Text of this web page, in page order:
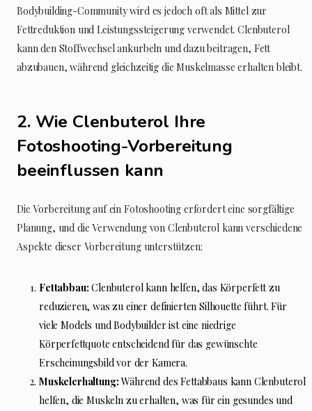
Bodybuilding-Community wird es jedoch oft als Mittel zur
Fettreduktion und Leistungssteigerung verwendet. Clenbuterol
kann den Stoffwechsel ankurbeln und dazu beitragen, Fett
abzubauen, während gleichzeitig die Muskelmasse erhalten bleibt.
2. Wie Clenbuterol Ihre
Fotoshooting-Vorbereitung
beeinflussen kann
Die Vorbereitung auf ein Fotoshooting erfordert eine sorgfältige
Planung, und die Verwendung von Clenbuterol kann verschiedene
Aspekte dieser Vorbereitung unterstützen:
Fettabbau: Clenbuterol kann helfen, das Körperfett zu
reduzieren, was zu einer definierten Silhouette führt. Für
viele Models und Bodybuilder ist eine niedrige
Körperfettquote entscheidend für das gewünschte
Erscheinungsbild vor der Kamera.
Muskelerhaltung:Während des Fettabbaus kann Clenbuterol
helfen, die Muskeln zu erhalten, was für ein gesundes und